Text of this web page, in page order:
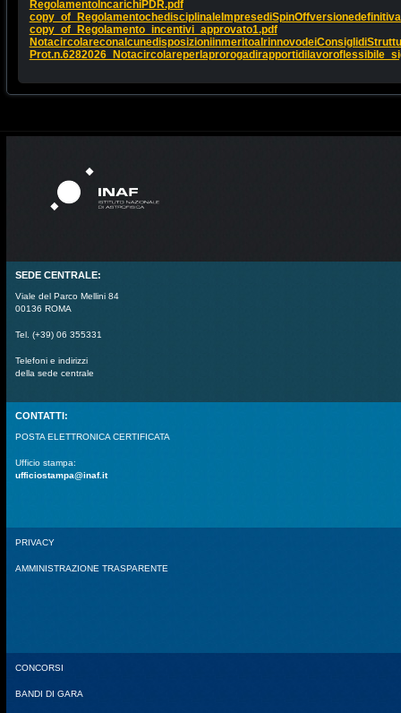
RegolamentoIncarichiPDR.pdf
copy_of_Regolamento_incentivi_approvato1.pdf
SEDE CENTRALE:
Viale del Parco Mellini 84
00136 ROMA
Tel. (+39) 06 355331
Telefoni e indirizzi
della sede centrale
CONTATTI:
POSTA ELETTRONICA CERTIFICATA
Ufficio stampa:
ufficiostampa@inaf.it
PRIVACY
AMMINISTRAZIONE TRASPARENTE
CONCORSI
BANDI DI GARA